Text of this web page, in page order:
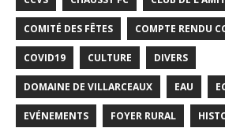
COMITÉ DES FÊTES COMPTE RENDU
COVID19 CULTURE DIVERS
DOMAINE DE VILLARCEAUX EAU
EVÉNEMENTS FOYER RURAL